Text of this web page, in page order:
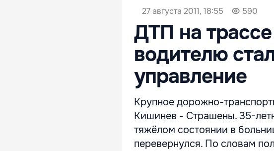
27 августа 2011, 18:55 590
ДТП на
водителю
управление
Крупное дорожно-
Кишинев - Страшены. 35-
тяжёлом состоянии в
перевернулся. По словам